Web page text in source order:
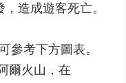
，造成遊客死亡。
可參考下方圖表。
爾火山，在